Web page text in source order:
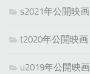
s2021年公開映画
t2020年公開映画
u2019年公開映画